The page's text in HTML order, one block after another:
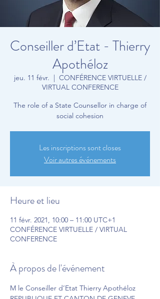
Conseiller d’Etat - Thierry
Apothéloz
jeu. 11 févr.
  |
CONFÉRENCE VIRTUELLE /
VIRTUAL CONFERENCE
The role of a State Counsellor in charge of
social cohesion
Les inscriptions sont closes
Voir autres événements
Heure et lieu
11 févr. 2021, 10:00 – 11:00 UTC+1
CONFÉRENCE VIRTUELLE / VIRTUAL
CONFERENCE
À propos de l'événement
M le Conseiller d’Etat Thierry Apothéloz